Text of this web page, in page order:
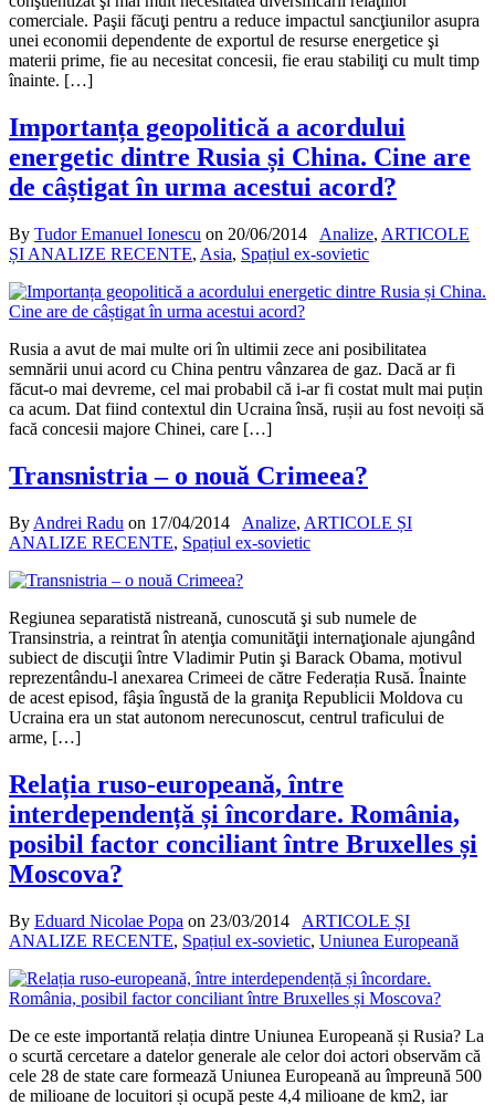
comerciale. Paşii făcuţi pentru a reduce impactul sancţiunilor asupra
unei economii dependente de exportul de resurse energetice şi
materii prime, fie au necesitat concesii, fie erau stabiliţi cu mult timp
înainte. […]
Importanța geopolitică a acordului
energetic dintre Rusia și China. Cine are
de câștigat în urma acestui acord?
By Tudor Emanuel Ionescu on 20/06/2014 Analize, ARTICOLE
ȘI ANALIZE RECENTE, Asia, Spațiul ex-sovietic
Rusia a avut de mai multe ori în ultimii zece ani posibilitatea
semnării unui acord cu China pentru vânzarea de gaz. Dacă ar fi
făcut-o mai devreme, cel mai probabil că i-ar fi costat mult mai puțin
ca acum. Dat fiind contextul din Ucraina însă, rușii au fost nevoiți să
facă concesii majore Chinei, care […]
Transnistria – o nouă Crimeea?
By Andrei Radu on 17/04/2014 Analize, ARTICOLE ȘI
ANALIZE RECENTE, Spațiul ex-sovietic
Regiunea separatistă nistreană, cunoscută şi sub numele de
Transinstria, a reintrat în atenţia comunităţii internaţionale ajungând
subiect de discuţii între Vladimir Putin şi Barack Obama, motivul
reprezentându-l anexarea Crimeei de către Federația Rusă. Înainte
de acest episod, fâşia îngustă de la graniţa Republicii Moldova cu
Ucraina era un stat autonom nerecunoscut, centrul traficului de
arme, […]
Relația ruso-europeană, între
interdependență și încordare. România,
posibil factor conciliant între Bruxelles și
Moscova?
By Eduard Nicolae Popa on 23/03/2014
ARTICOLE ȘI
ANALIZE RECENTE, Spațiul ex-sovietic, Uniunea Europeană
De ce este importantă relația dintre Uniunea Europeană și Rusia? La
o scurtă cercetare a datelor generale ale celor doi actori observăm că
cele 28 de state care formează Uniunea Europeană au împreună 500
de milioane de locuitori și ocupă peste 4,4 milioane de km2, iar